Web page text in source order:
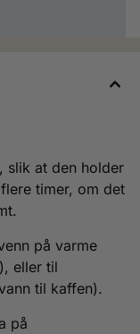
slik at den holder
timer, om det
på varme
eller til
til kaffen).
på